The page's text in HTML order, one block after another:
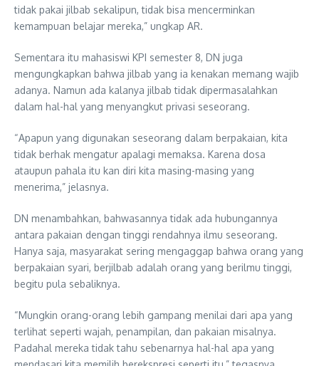
tidak pakai jilbab sekalipun, tidak bisa mencerminkan
kemampuan belajar mereka,” ungkap AR.
Sementara itu mahasiswi KPI semester 8, DN juga
mengungkapkan bahwa jilbab yang ia kenakan memang wajib
adanya. Namun ada kalanya jilbab tidak dipermasalahkan
dalam hal-hal yang menyangkut privasi seseorang.
“Apapun yang digunakan seseorang dalam berpakaian, kita
tidak berhak mengatur apalagi memaksa. Karena dosa
ataupun pahala itu kan diri kita masing-masing yang
menerima,” jelasnya.
DN menambahkan, bahwasannya tidak ada hubungannya
antara pakaian dengan tinggi rendahnya ilmu seseorang.
Hanya saja, masyarakat sering mengaggap bahwa orang yang
berpakaian syari, berjilbab adalah orang yang berilmu tinggi,
begitu pula sebaliknya.
“Mungkin orang-orang lebih gampang menilai dari apa yang
terlihat seperti wajah, penampilan, dan pakaian misalnya.
Padahal mereka tidak tahu sebenarnya hal-hal apa yang